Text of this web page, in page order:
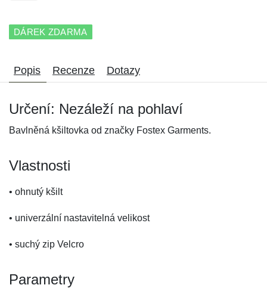
DÁREK ZDARMA
Popis Recenze Dotazy
Určení: Nezáleží na pohlaví
Bavlněná kšiltovka od značky Fostex Garments.
Vlastnosti
• ohnutý kšilt
• univerzální nastavitelná velikost
• suchý zip Velcro
Parametry